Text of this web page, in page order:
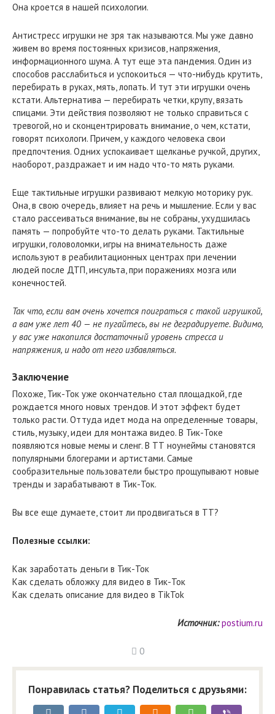
Она кроется в нашей психологии.
Антистресс игрушки не зря так называются. Мы уже давно
живем во время постоянных кризисов, напряжения,
информационного шума. А тут еще эта пандемия. Один из
способов расслабиться и успокоиться — что-нибудь крутить,
перебирать в руках, мять, лопать. И тут эти игрушки очень
кстати. Альтернатива — перебирать четки, крупу, вязать
спицами. Эти действия позволяют не только справиться с
тревогой, но и сконцентрировать внимание, о чем, кстати,
говорят психологи. Причем, у каждого человека свои
предпочтения. Одних успокаивает щелканье ручкой, других,
наоборот, раздражает и им надо что-то мять руками.
Еще тактильные игрушки развивают мелкую моторику рук.
Она, в свою очередь, влияет на речь и мышление. Если у вас
стало рассеиваться внимание, вы не собраны, ухудшилась
память — попробуйте что-то делать руками. Тактильные
игрушки, головоломки, игры на внимательность даже
используют в реабилитационных центрах при лечении
людей после ДТП, инсульта, при поражениях мозга или
конечностей.
Так что, если вам очень хочется поиграться с такой игрушкой,
а вам уже лет 40 — не пугайтесь, вы не деградируете. Видимо,
у вас уже накопился достаточный уровень стресса и
напряжения, и надо от него избавляться.
Заключение
Похоже, Тик-Ток уже окончательно стал площадкой, где
рождается много новых трендов. И этот эффект будет
только расти. Оттуда идет мода на определенные товары,
стиль, музыку, идеи для монтажа видео. В Тик-Токе
появляются новые мемы и сленг. В ТТ ноунеймы становятся
популярными блогерами и артистами. Самые
сообразительные пользователи быстро прощупывают новые
тренды и зарабатывают в Тик-Ток.
Вы все еще думаете, стоит ли продвигаться в ТТ?
Полезные ссылки:
Как заработать деньги в Тик-Ток
Как сделать обложку для видео в Тик-Ток
Как сделать описание для видео в TikTok
Источник: postium.ru
0
Понравилась статья? Поделиться с друзьями: